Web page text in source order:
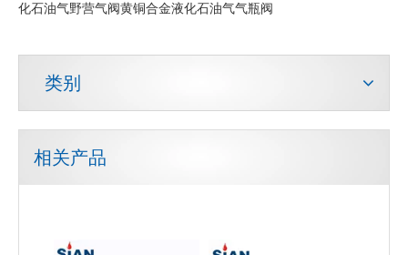
化石油气野营气阀黄铜合金液化石油气气瓶阀
类别
相关产品